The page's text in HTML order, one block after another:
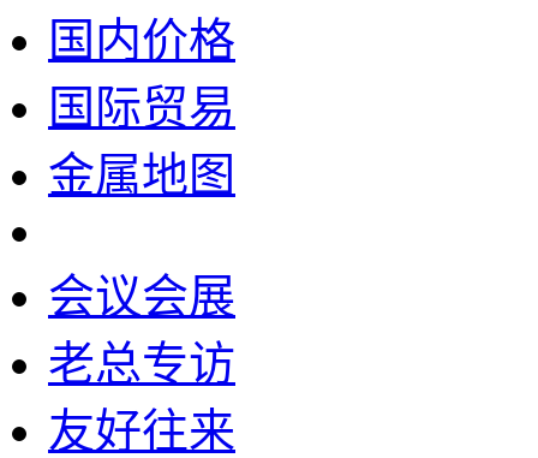
国内价格
国际贸易
金属地图
会议会展
老总专访
友好往来